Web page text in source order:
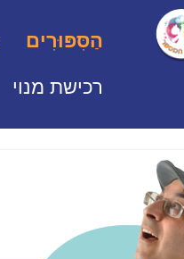
הַסִּפּוּרִים
רכישת מנוי